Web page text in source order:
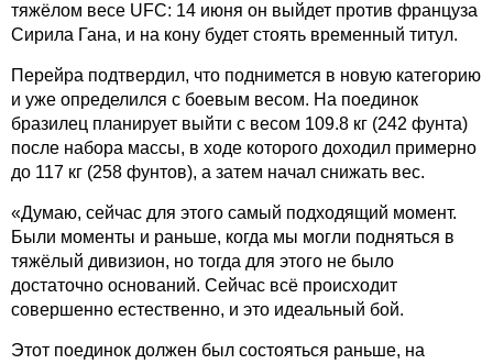
тяжёлом весе UFC: 14 июня он выйдет против француза
Сирила Гана, и на кону будет стоять временный титул.
Перейра подтвердил, что поднимется в новую категорию
и уже определился с боевым весом. На поединок
бразилец планирует выйти с весом 109.8 кг (242 фунта)
после набора массы, в ходе которого доходил примерно
до 117 кг (258 фунтов), а затем начал снижать вес.
«Думаю, сейчас для этого самый подходящий момент.
Были моменты и раньше, когда мы могли подняться в
тяжёлый дивизион, но тогда для этого не было
достаточно оснований. Сейчас всё происходит
совершенно естественно, и это идеальный бой.
Этот поединок должен был состояться раньше, на